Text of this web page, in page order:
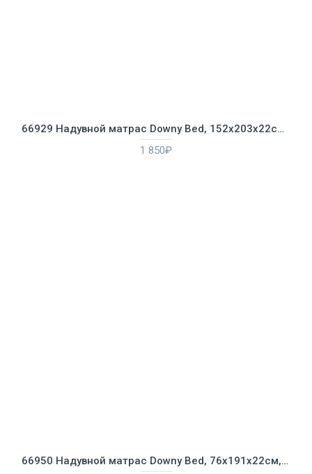
66929 Надувной матрас Downy Bed, 152х203х22см, со встроенным ножным насосом
1 850₽
66950 Надувной матрас Downy Bed, 76х191х22см, со встроенным ножным насосом